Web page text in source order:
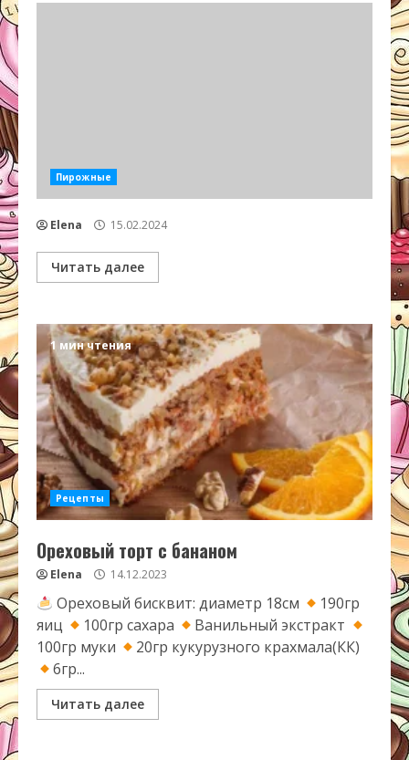
Пирожные
Elena 15.02.2024
Читать далее
1 мин чтения
Рецепты
Ореховый торт с бананом
Elena 14.12.2023
Ореховый бисквит: диаметр 18см
190гр
яиц
100гр сахара
Ванильный экстракт
100гр муки
20гр кукурузного крахмала(КК)
6гр...
Читать далее